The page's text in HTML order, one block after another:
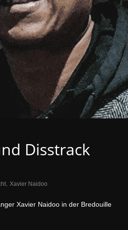
Disstrack
, Xavier Naidoo
Xavier Naidoo in der Bredouille